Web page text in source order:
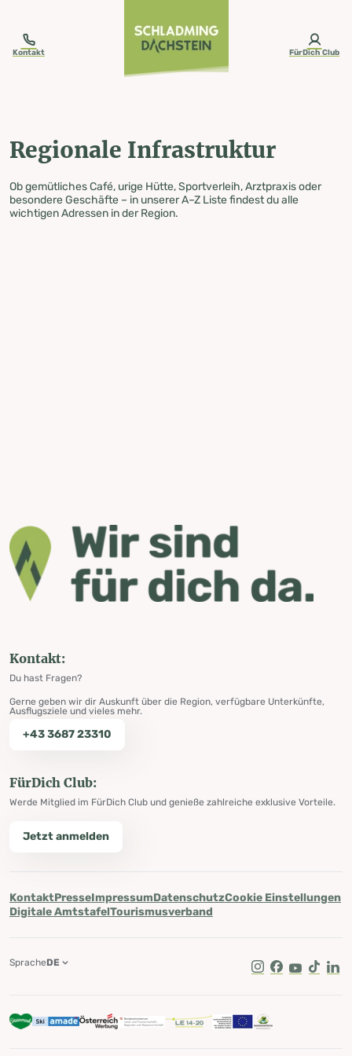
Kontakt FürDich Club
Regionale Infrastruktur
Ob gemütliches Café, urige Hütte, Sportverleih, Arztpraxis oder
besondere Geschäfte – in unserer A–Z Liste findest du alle
wichtigen Adressen in der Region.
Kontakt:
Du hast Fragen?
Gerne geben wir dir Auskunft über die Region, verfügbare Unterkünfte,
Ausflugsziele und vieles mehr.
+43 3687 23310
FürDich Club:
Werde Mitglied im FürDich Club und genieße zahlreiche exklusive Vorteile.
Jetzt anmelden
KontaktPresseImpressumDatenschutzCookie Einstellungen
Digitale AmtstafelTourismusverband
Instagram
Facebook
Youtube
Tik Tok
SpracheDE